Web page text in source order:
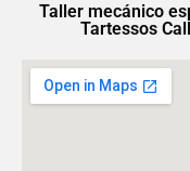
Taller mecánico
Tartessos